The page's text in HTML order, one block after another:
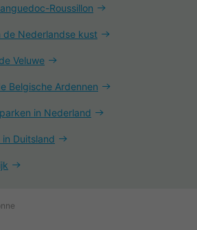
Roussillon
de Nederlandse kust
Veluwe
Belgische Ardennen
in Nederland
Duitsland